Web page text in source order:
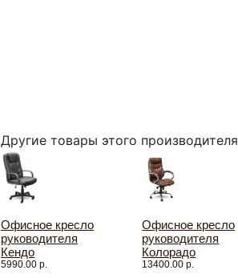
Другие товары этого производителя
Офисное кресло
руководителя
Кендо
5990.00 р.
Офисное кресло
руководителя
Колорадо
13400.00 р.